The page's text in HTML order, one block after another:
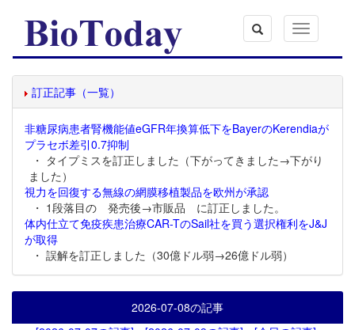
Toggle
navigation
訂正記事（一覧）
非糖尿病患者腎機能値eGFR年換算低下をBayerのKerendiaが
プラセボ差引0.7抑制
・ タイプミスを訂正しました（下がってきました→下がり
ました）
視力を回復する無線の網膜移植製品を欧州が承認
・ 1段落目の 発売後→市販品 に訂正しました。
体内仕立て免疫疾患治療CAR-TのSail社を買う選択権利をJ&J
が取得
・ 誤解を訂正しました（30億ドル弱→26億ドル弱）
2026-07-08の記事